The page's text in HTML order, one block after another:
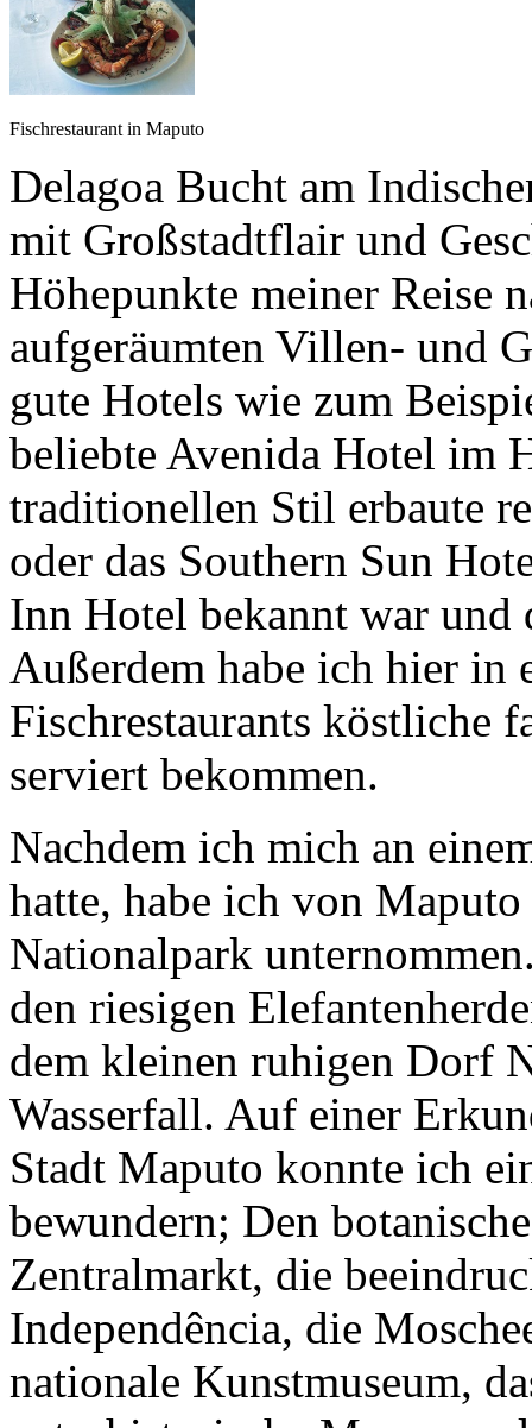
Fischrestaurant in Maputo
Delagoa Bucht am
mit Großstadtflair und
Höhepunkte meiner Reise
aufgeräumten Villen- und
gute Hotels wie zum
beliebte Avenida Hotel im
traditionellen Stil erbaute
oder das Southern Sun
Inn Hotel bekannt war und
Außerdem habe ich hier in
Fischrestaurants köstliche
serviert bekommen.
Nachdem ich mich an
hatte, habe ich von
Nationalpark
den riesigen
dem kleinen ruhigen Dorf
Wasserfall. Auf einer
Stadt Maputo konnte ich
bewundern; Den
Zentralmarkt, die
Independência, die
nationale Kunstmuseum,